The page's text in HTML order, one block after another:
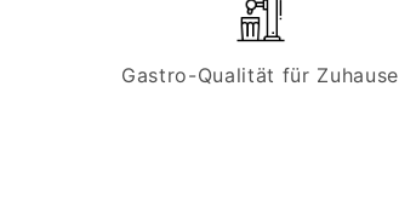
Gastro-Qualität für Zuhause